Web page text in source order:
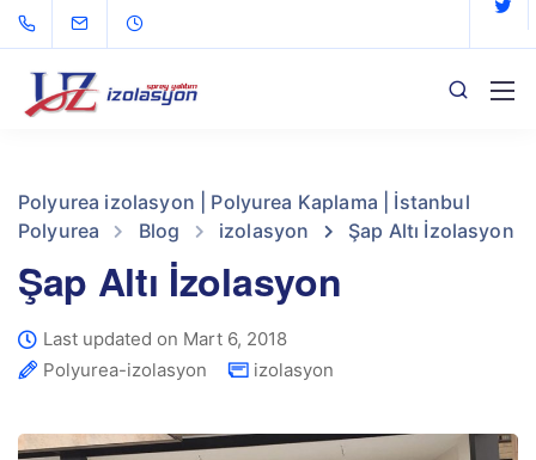
Polyurea izolasyon | Polyurea Kaplama | İstanbul
Polyurea
Blog izolasyon Şap Altı İzolasyon
Şap Altı İzolasyon
Last updated on Mart 6, 2018
Polyurea-izolasyon
izolasyon